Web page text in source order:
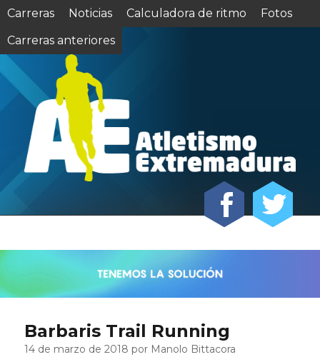
Carreras Noticias Calculadora de ritmo
Fotos
Carreras anteriores
Barbaris Trail Running
14 de marzo de 2018 por Manolo Bittacora